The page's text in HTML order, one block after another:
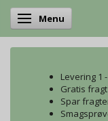
Skifte navigation
Menu
Levering 1
Gratis
Spar